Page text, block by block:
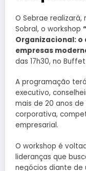
O Sebrae realizará,
Sobral, o workshop
Organizacional:
empresas
das 17h30, no
A programação
executivo,
mais de 20 anos
corporativa,
empresarial.
O workshop é
lideranças que
negócios diante de